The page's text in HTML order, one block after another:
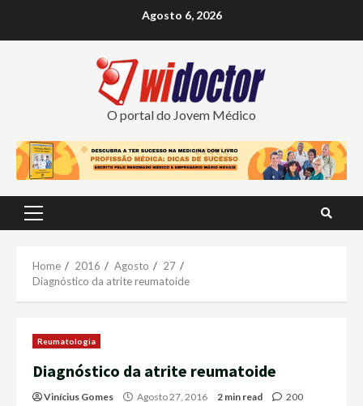
Agosto 6, 2026
O portal do Jovem Médico
Primary
Home 2016 Agosto
27
Diagnóstico da atrite reumatoide
Reumatologia
Diagnóstico da atrite reumatoide
Vinícius Gomes Agosto 27, 2016 2 min read 200